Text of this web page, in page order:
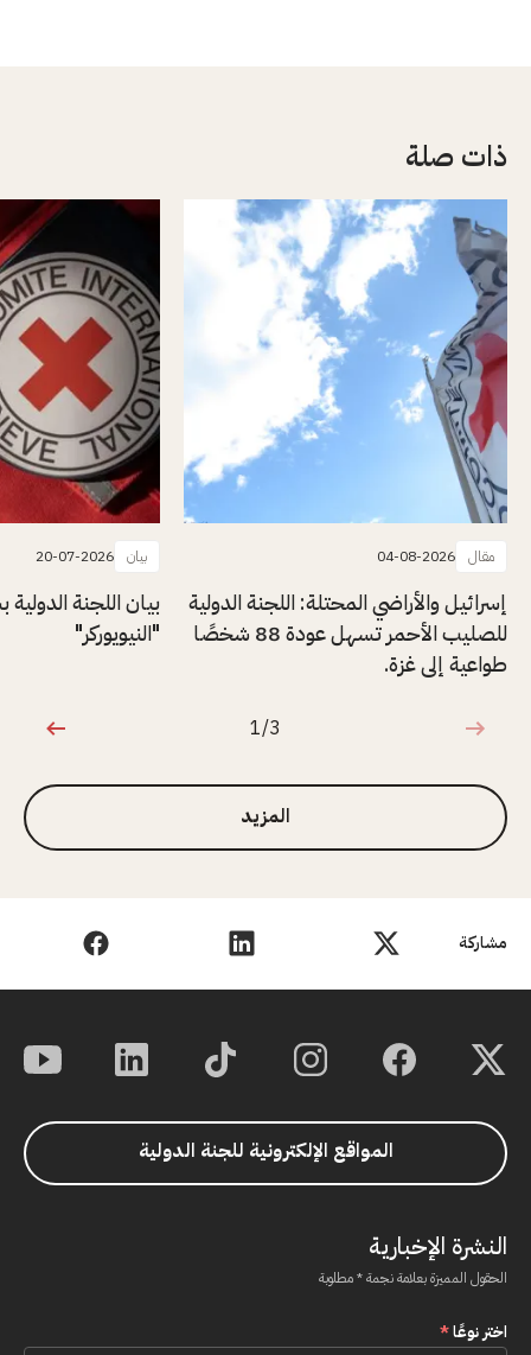
مشاركة
ذات صلة
مقال 04-08-2026
إسرائيل والأراضي المحتلة: اللجنة الدولية
للصليب الأحمر تسهل عودة 88 شخصًا
طواعية إلى غزة.
بيان 20-07-2026
بيان اللجنة
"النيويوركر"
1 من 3
1/3
المزيد
المواقع الإلكترونية للجنة الدولية
النشرة الإخبارية
الحقول المميزة بعلامة نجمة * مطلوبة
اختر نوعًا*